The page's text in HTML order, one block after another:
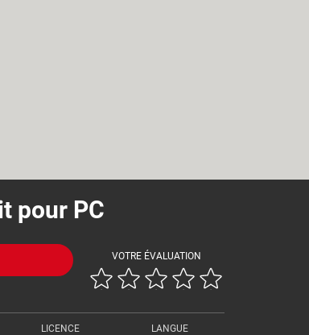
pour PC
VOTRE ÉVALUATION
LICENCE LANGUE